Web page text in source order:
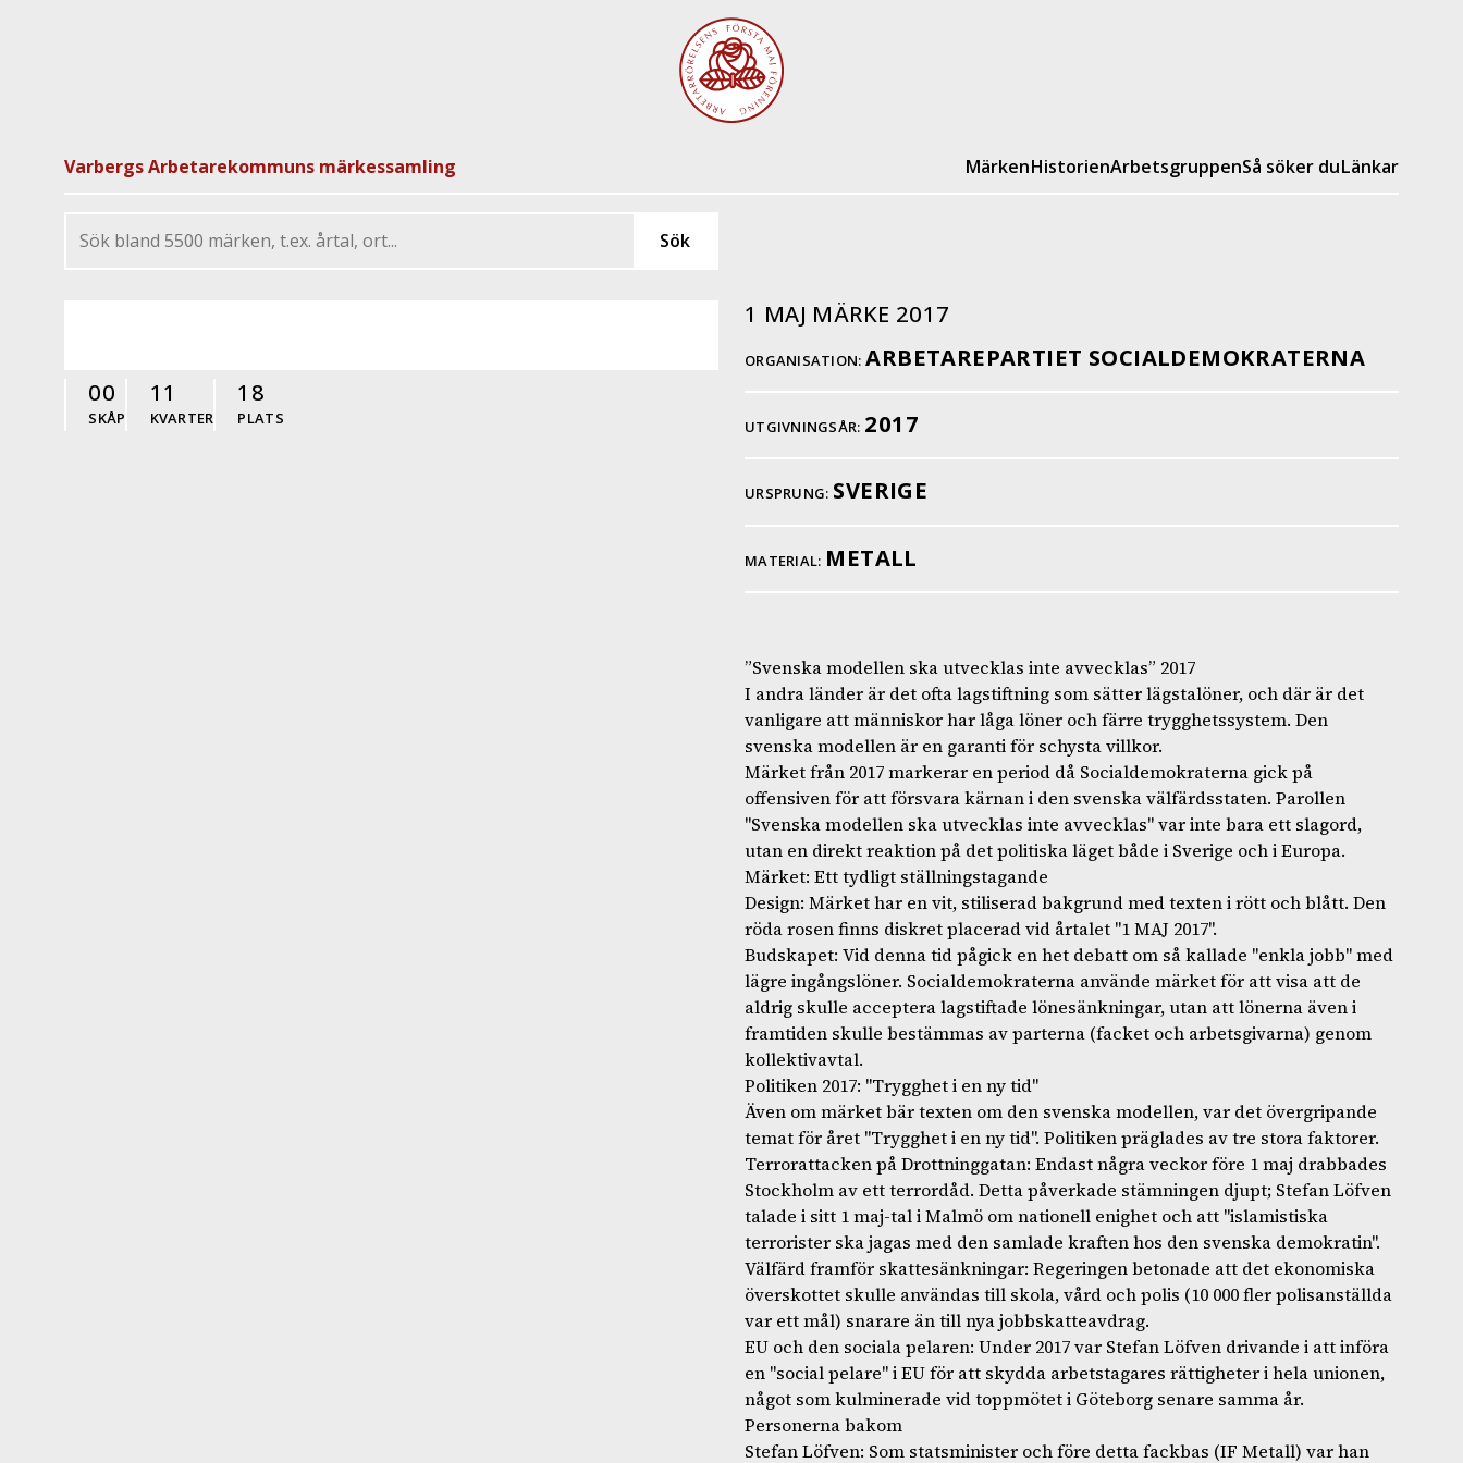
Varbergs Arbetarekommuns märkessamling MärkenHistorienArbetsgruppenSå söker duLänkar
00
SKÅP
11
KVARTER
18
PLATS
1 MAJ MÄRKE 2017
ORGANISATION: ARBETAREPARTIET SOCIALDEMOKRATERNA
UTGIVNINGSÅR: 2017
URSPRUNG: SVERIGE
MATERIAL: METALL
”Svenska modellen ska utvecklas inte avvecklas” 2017
I andra länder är det ofta lagstiftning som sätter lägstalöner, och där är det
vanligare att människor har låga löner och färre trygghetssystem. Den
svenska modellen är en garanti för schysta villkor.
Märket från 2017 markerar en period då Socialdemokraterna gick på
offensiven för att försvara kärnan i den svenska välfärdsstaten. Parollen
"Svenska modellen ska utvecklas inte avvecklas" var inte bara ett slagord,
utan en direkt reaktion på det politiska läget både i Sverige och i Europa.
Märket: Ett tydligt ställningstagande
Design: Märket har en vit, stiliserad bakgrund med texten i rött och blått. Den
röda rosen finns diskret placerad vid årtalet "1 MAJ 2017".
Budskapet: Vid denna tid pågick en het debatt om så kallade "enkla jobb" med
lägre ingångslöner. Socialdemokraterna använde märket för att visa att de
aldrig skulle acceptera lagstiftade lönesänkningar, utan att lönerna även i
framtiden skulle bestämmas av parterna (facket och arbetsgivarna) genom
kollektivavtal.
Politiken 2017: "Trygghet i en ny tid"
Även om märket bär texten om den svenska modellen, var det övergripande
temat för året "Trygghet i en ny tid". Politiken präglades av tre stora faktorer.
Terrorattacken på Drottninggatan: Endast några veckor före 1 maj drabbades
Stockholm av ett terrordåd. Detta påverkade stämningen djupt; Stefan Löfven
talade i sitt 1 maj-tal i Malmö om nationell enighet och att "islamistiska
terrorister ska jagas med den samlade kraften hos den svenska demokratin".
Välfärd framför skattesänkningar: Regeringen betonade att det ekonomiska
överskottet skulle användas till skola, vård och polis (10 000 fler polisanställda
var ett mål) snarare än till nya jobbskatteavdrag.
EU och den sociala pelaren: Under 2017 var Stefan Löfven drivande i att införa
en "social pelare" i EU för att skydda arbetstagares rättigheter i hela unionen,
något som kulminerade vid toppmötet i Göteborg senare samma år.
Personerna bakom
Stefan Löfven: Som statsminister och före detta fackbas (IF Metall) var han